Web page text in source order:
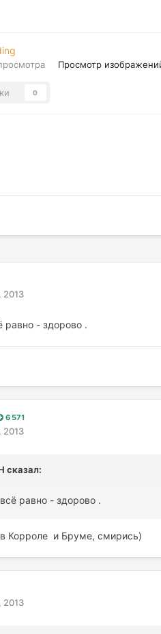
Просмотр
0
2013
равно - здорово .
6 571
2013
сказал:
равно - здорово .
Корроле и Бруме, смирись)
2013